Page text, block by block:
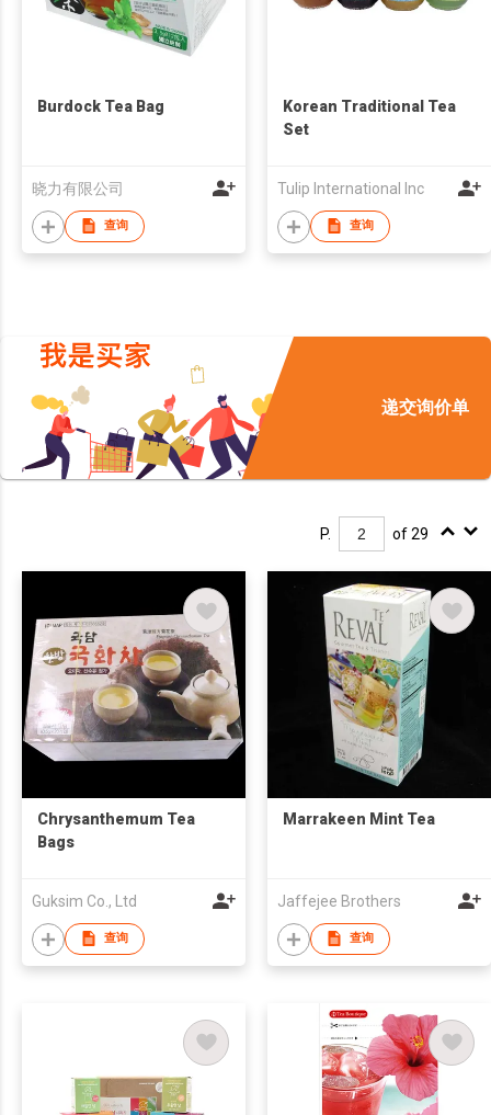
Burdock Tea Bag
晓力有限公司
查询
Korean Traditional Tea
Set
Tulip International Inc
查询
递交询价单
P. of 29
Chrysanthemum Tea
Bags
Guksim Co., Ltd
查询
Marrakeen Mint Tea
Jaffejee Brothers
查询